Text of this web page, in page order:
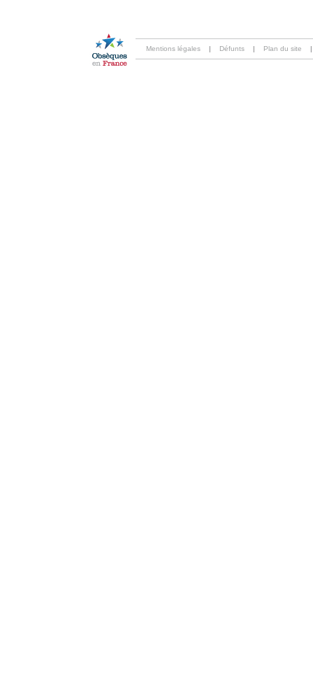
Mentions légales | Défunts | Plan du site |